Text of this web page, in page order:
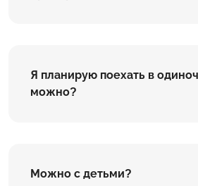
Я планирую поехать в
можно?
Можно с детьми?